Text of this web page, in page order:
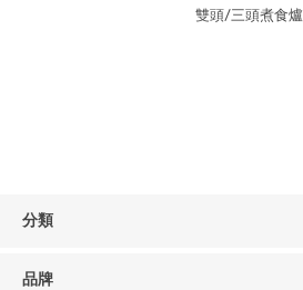
雙頭/三頭煮食爐
分類
品牌